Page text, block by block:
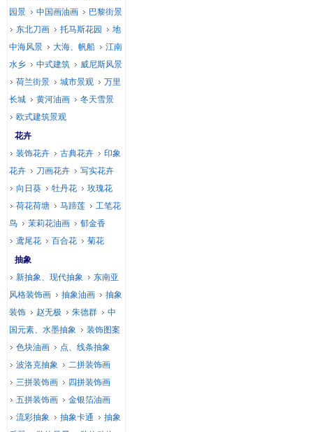
园景
中国画油画
巴黎街景
东北刀画
托马斯花园
地
中海风景
大海、帆船
江南
水乡
中式建筑
威尼斯风景
荷兰街景
城市景观
万里
长城
黄河油画
冬天雪景
欧式建筑景观
花卉
装饰花卉
古典花卉
印象
花卉
刀画花卉
写实花卉
向日葵
牡丹花
玫瑰花
荷花荷塘
马蹄莲
工笔花
鸟
茉莉花油画
郁金香
鸢尾花
百合花
菊花
抽象
新抽象、现代抽象
东南亚
风格装饰画
抽象油画
抽象
装饰
赵无极 朱德群
中
国元素、水墨抽象
装饰图案
色块油画
点、线条抽象
波洛克抽象
二拼装饰画
三拼装饰画
四拼装饰画
五拼装饰画
金银箔油画
流彩抽象
抽象卡通
抽象